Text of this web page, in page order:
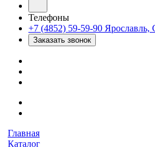
Телефоны
+7 (4852) 59-59-90 Ярославль,
Заказать звонок
Главная
Каталог